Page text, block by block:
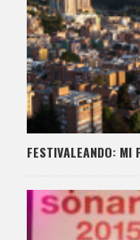
FESTIVALEANDO: MI